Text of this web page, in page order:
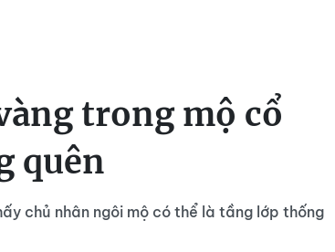
trong mộ cổ
quên
chủ nhân ngôi mộ có thể là tầng lớp thống